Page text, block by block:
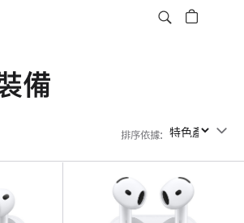
備
排序依據: 排序依據